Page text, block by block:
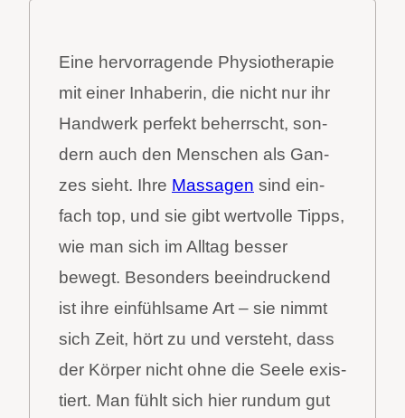
Eine her­vor­ra­gen­de Phy­sio­the­ra­pie
mit einer Inha­be­rin, die nicht nur ihr
Hand­werk per­fekt beherrscht, son­
dern auch den Men­schen als Gan­
zes sieht. Ihre Mas­sa­gen sind ein­
fach top, und sie gibt wert­vol­le Tipps,
wie man sich im All­tag bes­ser
bewegt. Beson­ders beein­dru­ckend
ist ihre ein­fühl­sa­me Art – sie nimmt
sich Zeit, hört zu und ver­steht, dass
der Kör­per nicht ohne die See­le exis­
tiert. Man fühlt sich hier rund­um gut